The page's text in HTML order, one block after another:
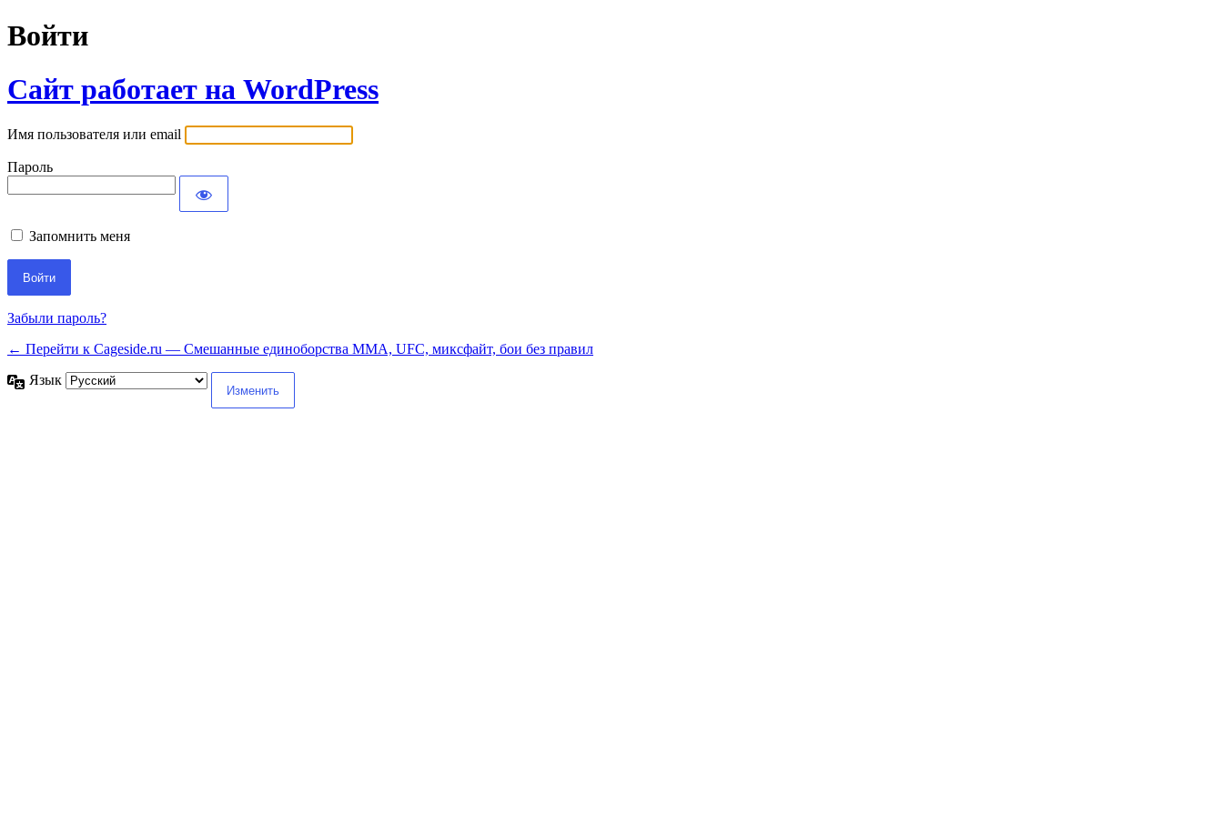
Войти
Сайт работает на WordPress
Имя пользователя или email
Пароль
Запомнить меня
Забыли пароль?
← Перейти к Cageside.ru — Смешанные единоборства MMA, UFC, миксфайт, бои без правил
Язык